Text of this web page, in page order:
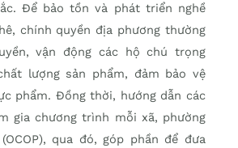
Để bảo tồn và phát triển nghề
chính quyền địa phương thường
vận động các hộ chú trọng
lượng sản phẩm, đảm bảo vệ
phẩm. Đồng thời, hướng dẫn các
gia chương trình mỗi xã, phường
qua đó, góp phần để đưa